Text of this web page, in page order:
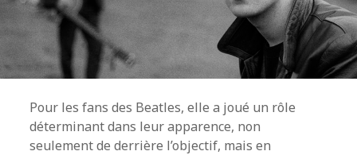
Pour les fans des Beatles, elle a joué un rôle
déterminant dans leur apparence, non
seulement de derrière l’objectif, mais en